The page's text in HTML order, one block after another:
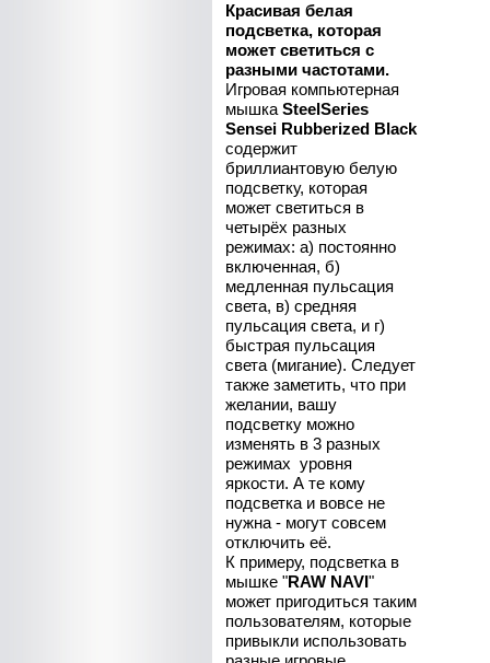
Красивая белая
подсветка, которая
может светиться с
разными частотами.
Игровая компьютерная
мышка SteelSeries
Sensei Rubberized Black
содержит
бриллиантовую белую
подсветку, которая
может светиться в
четырёх разных
режимах: а) постоянно
включенная, б)
медленная пульсация
света, в) средняя
пульсация света, и г)
быстрая пульсация
света (мигание). Следует
также заметить, что при
желании, вашу
подсветку можно
изменять в 3 разных
режимах уровня
яркости. А те кому
подсветка и вовсе не
нужна - могут совсем
отключить её.
К примеру, подсветка в
мышке "RAW NAVI"
может пригодиться таким
пользователям, которые
привыкли использовать